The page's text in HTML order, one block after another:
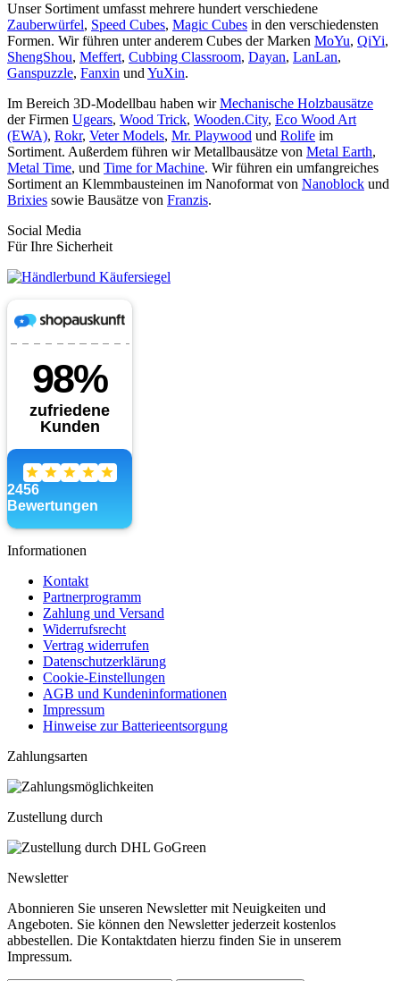
Unser Sortiment umfasst mehrere hundert verschiedene
Zauberwürfel, Speed Cubes, Magic Cubes in den verschiedensten
Formen. Wir führen unter anderem Cubes der Marken MoYu, QiYi,
ShengShou, Meffert, Cubbing Classroom, Dayan, LanLan,
Ganspuzzle, Fanxin und YuXin.
Im Bereich 3D-Modellbau haben wirMechanische Holzbausätze
der Firmen Ugears, Wood Trick, Wooden.City, Eco Wood Art
(EWA), Rokr, Veter Models, Mr. Playwood und Rolife im
Sortiment. Außerdem führen wir Metallbausätze von Metal Earth,
Metal Time, und Time for Machine. Wir führen ein umfangreiches
Sortiment an Klemmbausteinen im Nanoformat von Nanoblock und
Brixies sowie Bausätze von Franzis.
Social Media
Für Ihre Sicherheit
Informationen
Kontakt
Partnerprogramm
Zahlung und Versand
Widerrufsrecht
Vertrag widerrufen
Datenschutzerklärung
Cookie-Einstellungen
AGB und Kundeninformationen
Impressum
Hinweise zur Batterieentsorgung
Zahlungsarten
Zustellung durch
Newsletter
Abonnieren Sie unseren Newsletter mit Neuigkeiten und
Angeboten. Sie können den Newsletter jederzeit kostenlos
abbestellen. Die Kontaktdaten hierzu finden Sie in unserem
Impressum.